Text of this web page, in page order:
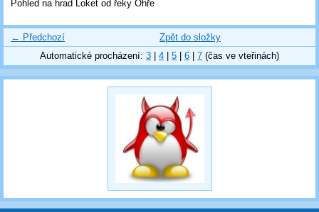
Pohled na hrad Loket od řeky Ohře
← Předchozí
Zpět do složky
Automatické procházení: 3 4 5 6 7 (čas ve vteřinách)